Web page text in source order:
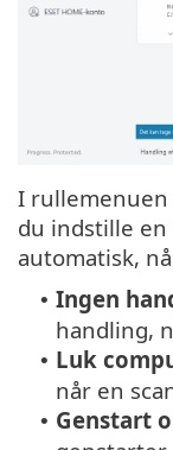
I rullemenuen
du indstille
automatisk,
• Ingen
handling,
• Luk
når en
• Genstart